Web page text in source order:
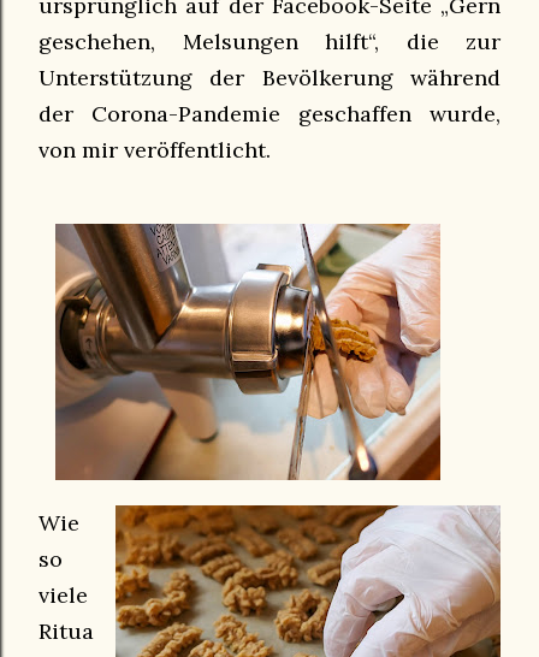
geschehen, Melsungen hilft“, die zur
Unterstützung der Bevölkerung während
der Corona-Pandemie geschaffen wurde,
von mir veröffentlicht.
Wie
so
viele
Ritua